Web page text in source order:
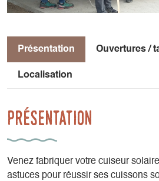
Présentation Ouvertures /
Localisation
Présentation
Venez fabriquer votre cuiseur
astuces pour réussir ses cuissons